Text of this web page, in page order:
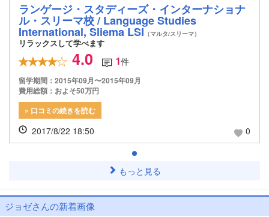
ランゲージ・スタディーズ・インターナショナ
ル・スリーマ校 / Language Studies
International, Sliema LSI （マルタ/スリーマ）
リラックスして学べます
4.0 1件
留学期間：2015年09月〜2015年09月
費用総額：およそ50万円
» 口コミの続きを読む
2017/8/22 18:50 0
もっと見る
ジョゼさんの新着画像